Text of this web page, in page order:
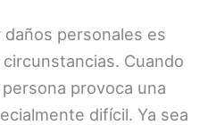
daños personales es
Cuando
provoca una
difícil. Ya sea